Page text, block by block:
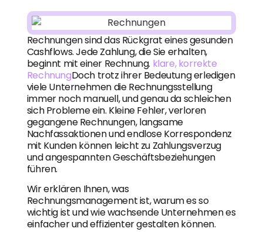
Rechnungen sind das Rückgrat eines gesunden
Cashflows. Jede Zahlung, die Sie erhalten,
beginnt mit einer Rechnung. klare, korrekte
RechnungDoch trotz ihrer Bedeutung erledigen
viele Unternehmen die Rechnungsstellung
immer noch manuell, und genau da schleichen
sich Probleme ein. Kleine Fehler, verloren
gegangene Rechnungen, langsame
Nachfassaktionen und endlose Korrespondenz
mit Kunden können leicht zu Zahlungsverzug
und angespannten Geschäftsbeziehungen
führen.
Wir erklären Ihnen, was
Rechnungsmanagement ist, warum es so
wichtig ist und wie wachsende Unternehmen es
einfacher und effizienter gestalten können.